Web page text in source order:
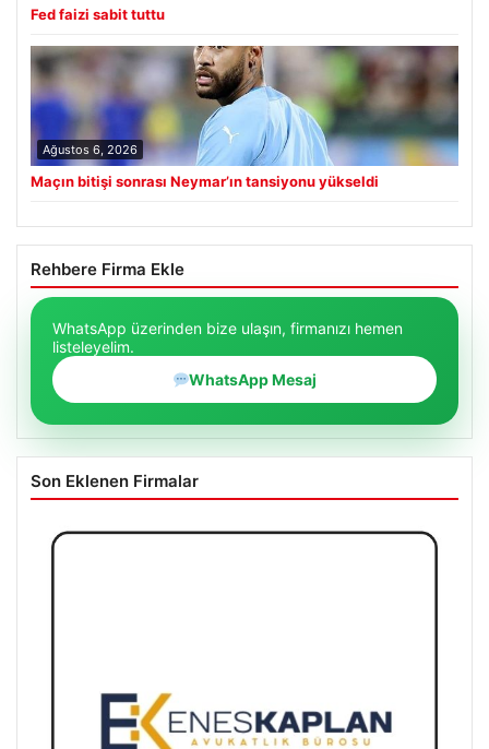
Fed faizi sabit tuttu
Ağustos 6, 2026
Maçın bitişi sonrası Neymar’ın tansiyonu yükseldi
Rehbere Firma Ekle
WhatsApp üzerinden bize ulaşın, firmanızı hemen
listeleyelim.
WhatsApp Mesaj
Son Eklenen Firmalar